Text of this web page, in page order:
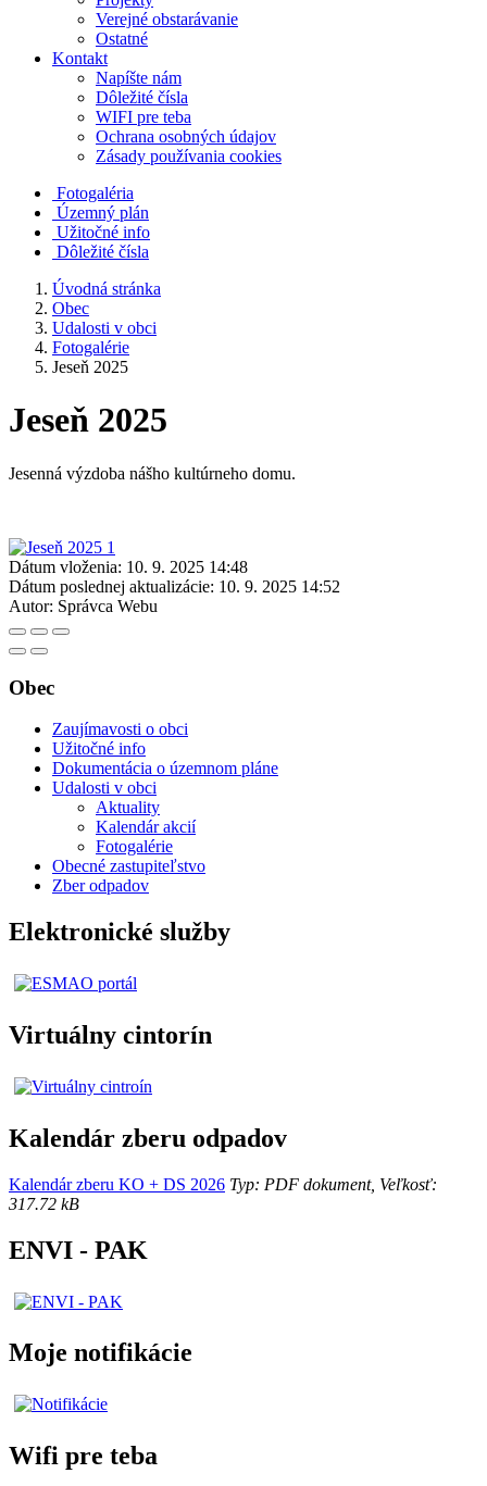
Verejné obstarávanie
Ostatné
Kontakt
Napíšte nám
Dôležité čísla
WIFI pre teba
Ochrana osobných údajov
Zásady používania cookies
Fotogaléria
Územný plán
Užitočné info
Dôležité čísla
Úvodná stránka
Obec
Udalosti v obci
Fotogalérie
Jeseň 2025
Jeseň 2025
Jesenná výzdoba nášho kultúrneho domu.
Dátum vloženia: 10. 9. 2025 14:48
Dátum poslednej aktualizácie: 10. 9. 2025 14:52
Autor: Správca Webu
Obec
Zaujímavosti o obci
Užitočné info
Dokumentácia o územnom pláne
Udalosti v obci
Aktuality
Kalendár akcií
Fotogalérie
Obecné zastupiteľstvo
Zber odpadov
Elektronické služby
Virtuálny cintorín
Kalendár zberu odpadov
Kalendár zberu KO + DS 2026 Typ: PDF dokument, Veľkosť:
317.72 kB
ENVI - PAK
Moje notifikácie
Wifi pre teba